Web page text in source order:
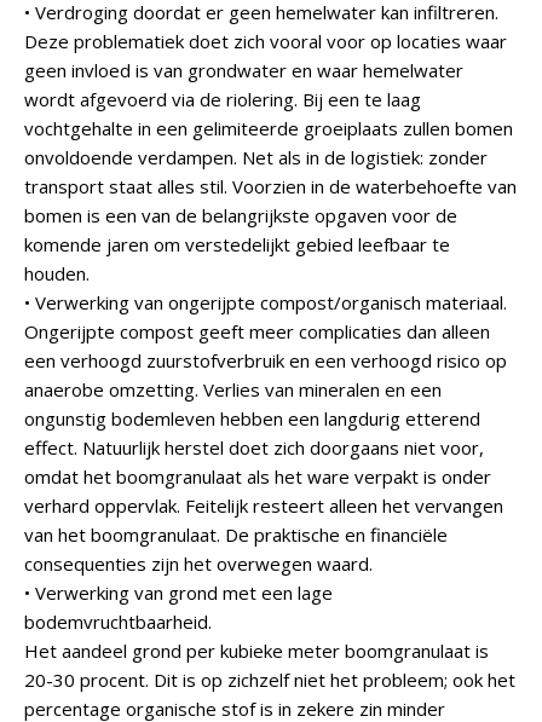
• Verdroging doordat er geen hemelwater kan infiltreren.
Deze problematiek doet zich vooral voor op locaties waar
geen invloed is van grondwater en waar hemelwater
wordt afgevoerd via de riolering. Bij een te laag
vochtgehalte in een gelimiteerde groeiplaats zullen bomen
onvoldoende verdampen. Net als in de logistiek: zonder
transport staat alles stil. Voorzien in de waterbehoefte van
bomen is een van de belangrijkste opgaven voor de
komende jaren om verstedelijkt gebied leefbaar te
houden.
• Verwerking van ongerijpte compost/organisch materiaal.
Ongerijpte compost geeft meer complicaties dan alleen
een verhoogd zuurstofverbruik en een verhoogd risico op
anaerobe omzetting. Verlies van mineralen en een
ongunstig bodemleven hebben een langdurig etterend
effect. Natuurlijk herstel doet zich doorgaans niet voor,
omdat het boomgranulaat als het ware verpakt is onder
verhard oppervlak. Feitelijk resteert alleen het vervangen
van het boomgranulaat. De praktische en financiële
consequenties zijn het overwegen waard.
• Verwerking van grond met een lage
bodemvruchtbaarheid.
Het aandeel grond per kubieke meter boomgranulaat is
20-30 procent. Dit is op zichzelf niet het probleem; ook het
percentage organische stof is in zekere zin minder